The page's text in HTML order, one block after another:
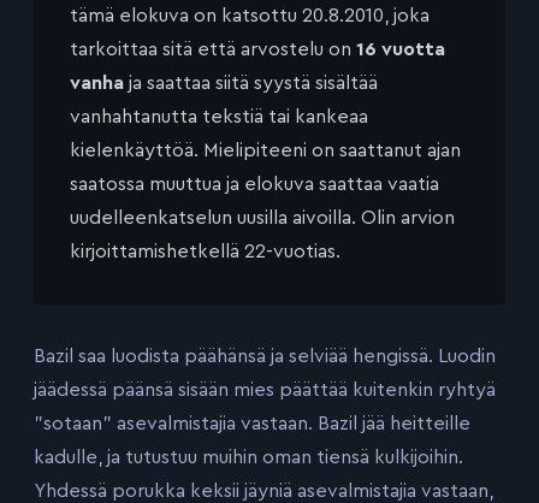
tämä elokuva on katsottu 20.8.2010, joka
tarkoittaa sitä että arvostelu on 16 vuotta
vanha ja saattaa siitä syystä sisältää
vanhahtanutta tekstiä tai kankeaa
kielenkäyttöä. Mielipiteeni on saattanut ajan
saatossa muuttua ja elokuva saattaa vaatia
uudelleenkatselun uusilla aivoilla. Olin arvion
kirjoittamishetkellä 22-vuotias.
Bazil saa luodista päähänsä ja selviää hengissä. Luodin
jäädessä päänsä sisään mies päättää kuitenkin ryhtyä
”sotaan” asevalmistajia vastaan. Bazil jää heitteille
kadulle, ja tutustuu muihin oman tiensä kulkijoihin.
Yhdessä porukka keksii jäyniä asevalmistajia vastaan,